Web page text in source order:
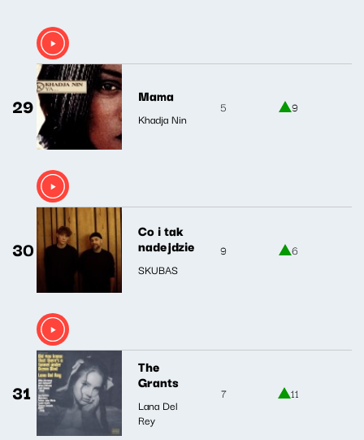
29 Mama
Khadja Nin
5 9
30
Co i tak
nadejdzie
SKUBAS
9 6
31
The
Grants
Lana Del
Rey
7 11